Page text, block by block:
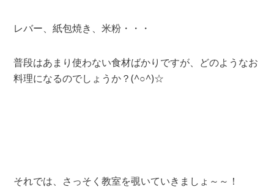
レバー、紙包焼き、米粉・・・
普段はあまり使わない食材ばかりですが、どのようなお
料理になるのでしょうか？(^○^)☆
それでは、さっそく教室を覗いていきましょ～～！